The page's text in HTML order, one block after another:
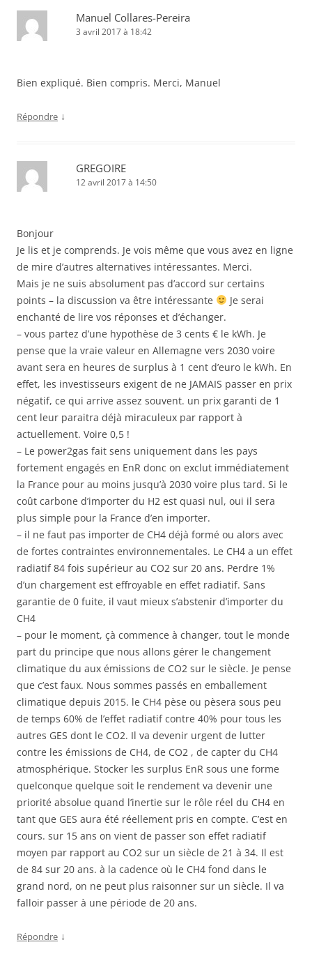
Manuel Collares-Pereira
3 avril 2017 à 18:42
Bien expliqué. Bien compris. Merci, Manuel
Répondre ↓
GREGOIRE
12 avril 2017 à 14:50
Bonjour
Je lis et je comprends. Je vois même que vous avez en ligne
de mire d’autres alternatives intéressantes. Merci.
Mais je ne suis absolument pas d’accord sur certains
points – la discussion va être intéressante
Je serai
enchanté de lire vos réponses et d’échanger.
– vous partez d’une hypothèse de 3 cents € le kWh. Je
pense que la vraie valeur en Allemagne vers 2030 voire
avant sera en heures de surplus à 1 cent d’euro le kWh. En
effet, les investisseurs exigent de ne JAMAIS passer en prix
négatif, ce qui arrive assez souvent. un prix garanti de 1
cent leur paraitra déjà miraculeux par rapport à
actuellement. Voire 0,5 !
– Le power2gas fait sens uniquement dans les pays
fortement engagés en EnR donc on exclut immédiatement
la France pour au moins jusqu’à 2030 voire plus tard. Si le
coût carbone d’importer du H2 est quasi nul, oui il sera
plus simple pour la France d’en importer.
– il ne faut pas importer de CH4 déjà formé ou alors avec
de fortes contraintes environnementales. Le CH4 a un effet
radiatif 84 fois supérieur au CO2 sur 20 ans. Perdre 1%
d’un chargement est effroyable en effet radiatif. Sans
garantie de 0 fuite, il vaut mieux s’abstenir d’importer du
CH4
– pour le moment, çà commence à changer, tout le monde
part du principe que nous allons gérer le changement
climatique du aux émissions de CO2 sur le siècle. Je pense
que c’est faux. Nous sommes passés en emballement
climatique depuis 2015. le CH4 pèse ou pèsera sous peu
de temps 60% de l’effet radiatif contre 40% pour tous les
autres GES dont le CO2. Il va devenir urgent de lutter
contre les émissions de CH4, de CO2 , de capter du CH4
atmosphérique. Stocker les surplus EnR sous une forme
quelconque quelque soit le rendement va devenir une
priorité absolue quand l’inertie sur le rôle réel du CH4 en
tant que GES aura été réellement pris en compte. C’est en
cours. sur 15 ans on vient de passer son effet radiatif
moyen par rapport au CO2 sur un siècle de 21 à 34. Il est
de 84 sur 20 ans. à la cadence où le CH4 fond dans le
grand nord, on ne peut plus raisonner sur un siècle. Il va
falloir passer à une période de 20 ans.
Répondre ↓